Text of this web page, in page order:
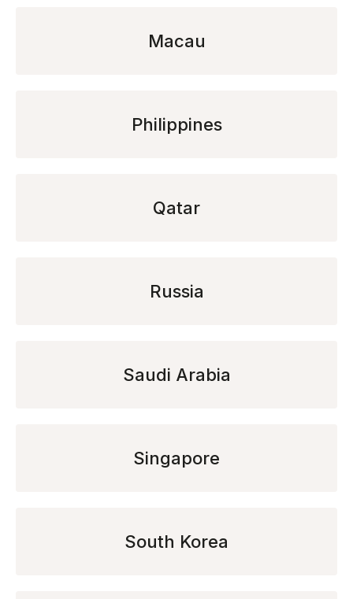
Macau
Philippines
Qatar
Russia
Saudi Arabia
Singapore
South Korea